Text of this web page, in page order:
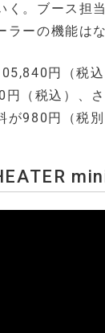
く。ブース担
ラーの機能は
円（税
（税込）、
が980円（税別